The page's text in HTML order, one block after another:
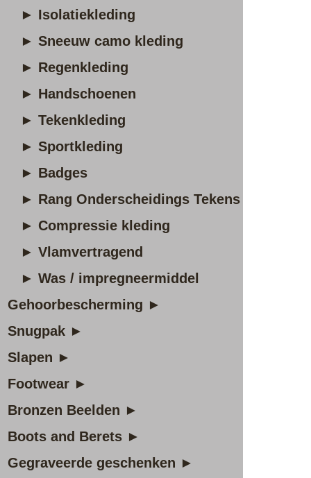
► Isolatiekleding
► Sneeuw camo kleding
► Regenkleding
► Handschoenen
► Tekenkleding
► Sportkleding
► Badges
► Rang Onderscheidings Tekens
► Compressie kleding
► Vlamvertragend
► Was / impregneermiddel
Gehoorbescherming ►
Snugpak ►
Slapen ►
Footwear ►
Bronzen Beelden ►
Boots and Berets ►
Gegraveerde geschenken ►